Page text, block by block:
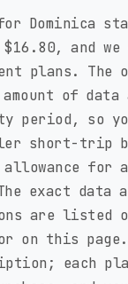
Dominica
$16.80, and
plans. The
of data
period, so
short-trip
for
exact data
are listed
on this
each